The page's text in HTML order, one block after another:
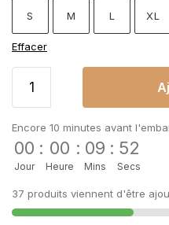
S M L XL
Effacer
Encore 10 minutes avant
00
Jour
: 00
Heure
: 09
Mins
: 52
Secs
37 produits viennent d'être